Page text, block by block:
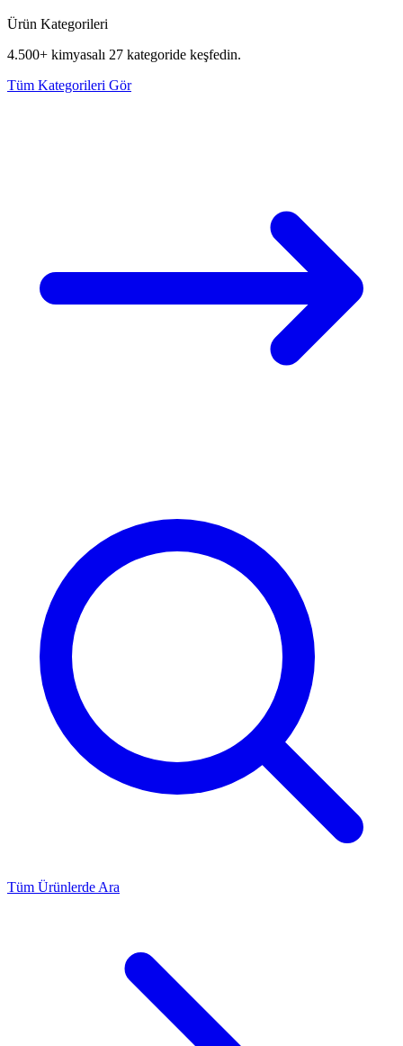
Ürün Kategorileri
4.500+ kimyasalı 27 kategoride keşfedin.
Tüm Kategorileri Gör
Tüm Ürünlerde Ara